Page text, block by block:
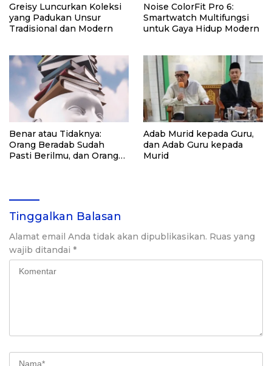
Greisy Luncurkan Koleksi
yang Padukan Unsur
Tradisional dan Modern
Noise ColorFit Pro 6:
Smartwatch Multifungsi
untuk Gaya Hidup Modern
Benar atau Tidaknya:
Orang Beradab Sudah
Pasti Berilmu, dan Orang
Adab Murid kepada Guru,
dan Adab Guru kepada
Murid
Tinggalkan Balasan
Alamat email Anda tidak akan dipublikasikan. Ruas yang
wajib ditandai *